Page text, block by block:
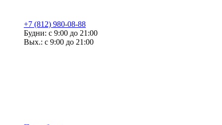
+7 (812) 980-08-88
Будни: с 9:00 до 21:00
Вых.: с 9:00 до 21:00